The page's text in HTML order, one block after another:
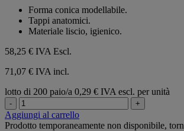
stelle.
Forma conica modellabile.
Tappi anatomici.
Materiale liscio, igienico.
58,25 € IVA Escl.
71,07 € IVA incl.
lotto di 200 paio/a 0,29 € IVA escl. per unità
- +
Aggiungi al carrello
Prodotto temporaneamente non disponibile,